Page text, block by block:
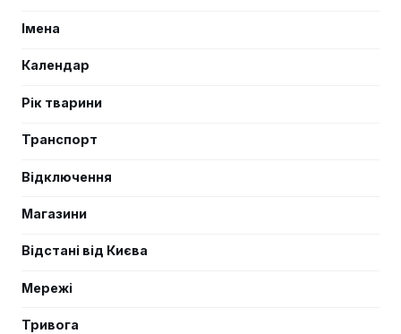
Імена
Календар
Рік тварини
Транспорт
Відключення
Магазини
Відстані від Києва
Мережі
Тривога